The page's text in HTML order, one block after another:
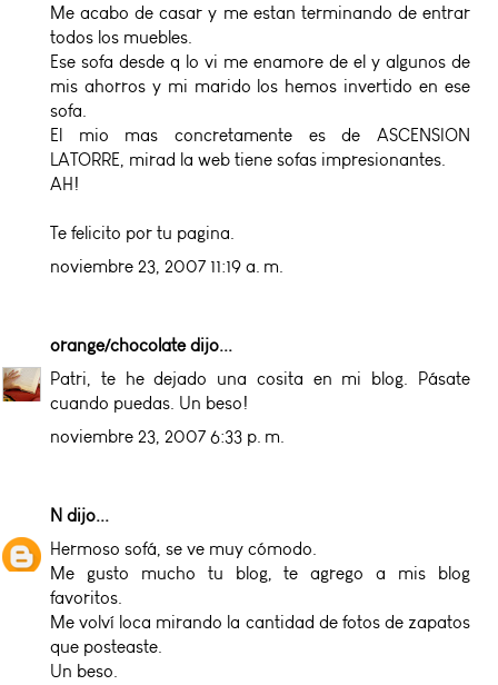
Me acabo de casar y me estan terminando de entrar
todos los muebles.
Ese sofa desde q lo vi me enamore de el y algunos de
mis ahorros y mi marido los hemos invertido en ese
sofa.
El mio mas concretamente es de ASCENSION
LATORRE, mirad la web tiene sofas impresionantes.
AH!
Te felicito por tu pagina.
noviembre 23, 2007 11:19 a. m.
orange/chocolatedijo...
Patri, te he dejado una cosita en mi blog. Pásate
cuando puedas. Un beso!
noviembre 23, 2007 6:33 p. m.
N dijo...
Hermoso sofá, se ve muy cómodo.
Me gusto mucho tu blog, te agrego a mis blog
favoritos.
Me volví loca mirando la cantidad de fotos de zapatos
que posteaste.
Un beso.